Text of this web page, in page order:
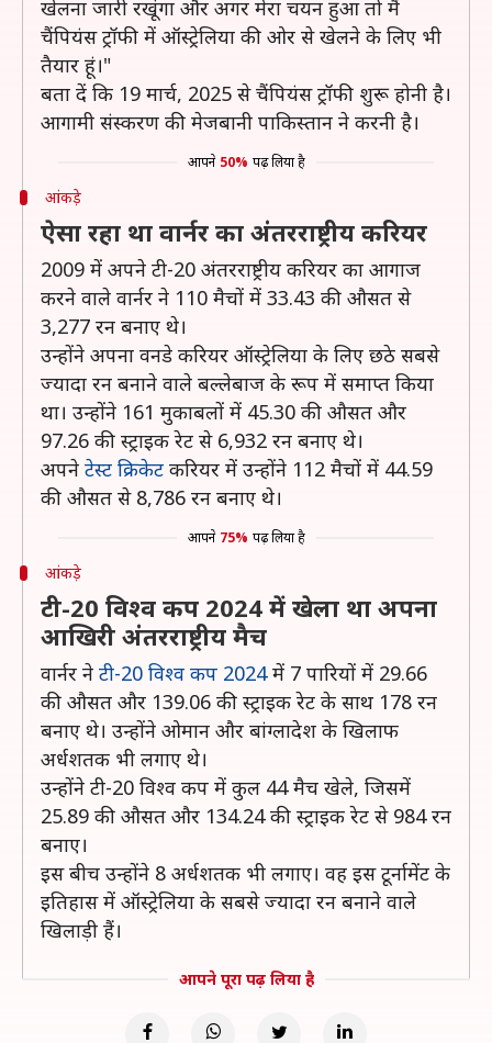
खेलना जारी रखूंगा और अगर मेरा चयन हुआ तो मैं
चैंपियंस ट्रॉफी में ऑस्ट्रेलिया की ओर से खेलने के लिए भी
तैयार हूं।"
बता दें कि 19 मार्च, 2025 से चैंपियंस ट्रॉफी शुरू होनी है।
आगामी संस्करण की मेजबानी पाकिस्तान ने करनी है।
आपने 50% पढ़ लिया है
आंकड़े
ऐसा रहा था वार्नर का अंतरराष्ट्रीय करियर
2009 में अपने टी-20 अंतरराष्ट्रीय करियर का आगाज
करने वाले वार्नर ने 110 मैचों में 33.43 की औसत से
3,277 रन बनाए थे।
उन्होंने अपना वनडे करियर ऑस्ट्रेलिया के लिए छठे सबसे
ज्यादा रन बनाने वाले बल्लेबाज के रूप में समाप्त किया
था। उन्होंने 161 मुकाबलों में 45.30 की औसत और
97.26 की स्ट्राइक रेट से 6,932 रन बनाए थे।
अपने टेस्ट क्रिकेट करियर में उन्होंने 112 मैचों में 44.59
की औसत से 8,786 रन बनाए थे।
आपने 75% पढ़ लिया है
आंकड़े
टी-20 विश्व कप 2024 में खेला था अपना
आखिरी अंतरराष्ट्रीय मैच
वार्नर ने टी-20 विश्व कप 2024में 7 पारियों में 29.66
की औसत और 139.06 की स्ट्राइक रेट के साथ 178 रन
बनाए थे। उन्होंने ओमान और बांग्लादेश के खिलाफ
अर्धशतक भी लगाए थे।
उन्होंने टी-20 विश्व कप में कुल 44 मैच खेले, जिसमें
25.89 की औसत और 134.24 की स्ट्राइक रेट से 984 रन
बनाए।
इस बीच उन्होंने 8 अर्धशतक भी लगाए। वह इस टूर्नामेंट के
इतिहास में ऑस्ट्रेलिया के सबसे ज्यादा रन बनाने वाले
खिलाड़ी हैं।
आपने पूरा पढ़ लिया है